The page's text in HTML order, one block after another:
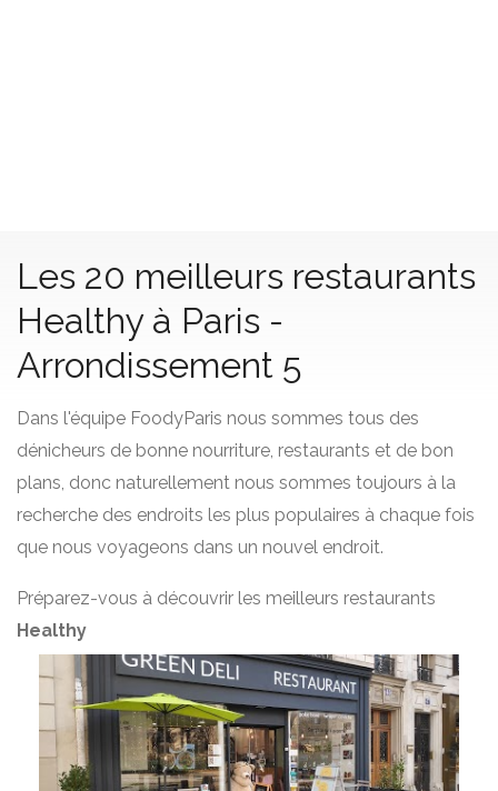
Les 20 meilleurs restaurants
Healthy à Paris -
Arrondissement 5
Dans l'équipe FoodyParis nous sommes tous des
dénicheurs de bonne nourriture, restaurants et de bon
plans, donc naturellement nous sommes toujours à la
recherche des endroits les plus populaires à chaque fois
que nous voyageons dans un nouvel endroit.
Préparez-vous à découvrir les meilleurs restaurants
Healthy